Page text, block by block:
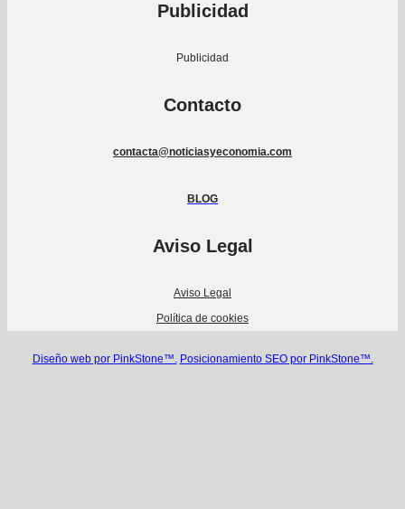
Publicidad
Publicidad
Contacto
contacta@noticiasyeconomia.com
BLOG
Aviso Legal
Aviso Legal
Política de cookies
Diseño web por PinkStone™. Posicionamiento SEO por PinkStone™.